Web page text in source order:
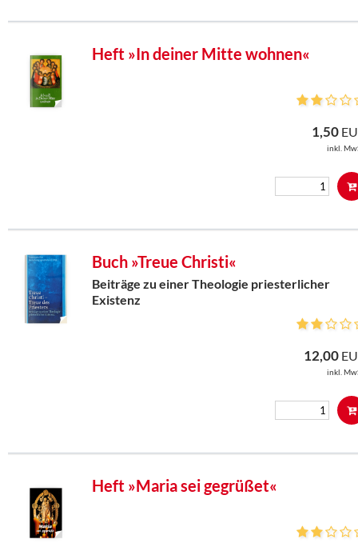
Heft »In deiner Mitte wohnen«
1,50
inkl.
Buch »Treue Christi«
Beiträge zu einer Theologie priesterlicher
Existenz
12,00
inkl.
Heft »Maria sei gegrüßet«